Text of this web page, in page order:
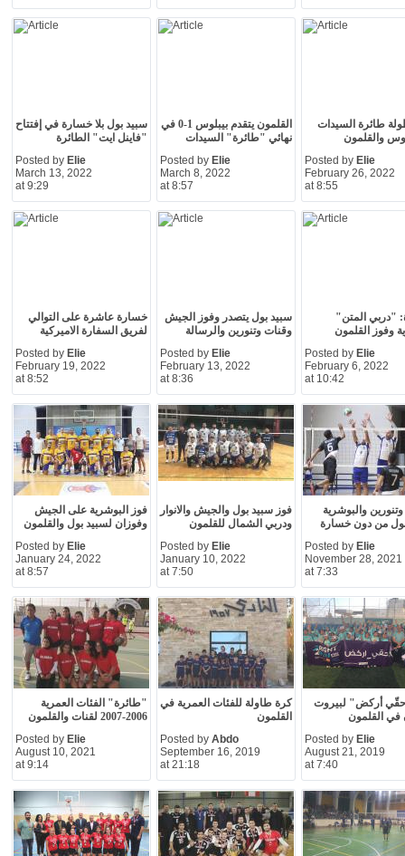
سبيد بول بلا خسارة في إفتتاح
"فاينل ايت" الطائرة
Posted by Elie
March 13, 2022
at 9:29
القلمون يتقدم بيبلوس 1-0 في
نهائي "طائرة" السيدات
Posted by Elie
March 8, 2022
at 8:57
طائرة السيدات
والقلمون
Posted by Elie
February 26, 2022
at 8:55
خسارة عاشرة على التوالي
لفريق السفارة الاميركية
Posted by Elie
February 19, 2022
at 8:52
سبيد بول يتصدر وفوز الجيش
وقنات وتنورين والرسالة
Posted by Elie
February 13, 2022
at 8:36
"دربي المتن"
وفوز القلمون
Posted by Elie
February 6, 2022
at 10:42
فوز البوشرية على الجيش
وفوزان لسبيد بول والقلمون
Posted by Elie
January 24, 2022
at 8:57
فوز سبيد بول والجيش والانوار
ودربي الشمال للقلمون
Posted by Elie
January 10, 2022
at 7:50
والبوشرية
من دون خسارة
Posted by Elie
November 28, 2021
at 7:33
"طائرة" الفئات العمرية
2006-2007 لقنات والقلمون
Posted by Elie
August 10, 2021
at 9:14
كرة طاولة للفئات العمرية في
القلمون
Posted by Abdo
September 16, 2019
at 21:18
أركض" لبيروت
في القلمون
Posted by Elie
August 21, 2019
at 7:40